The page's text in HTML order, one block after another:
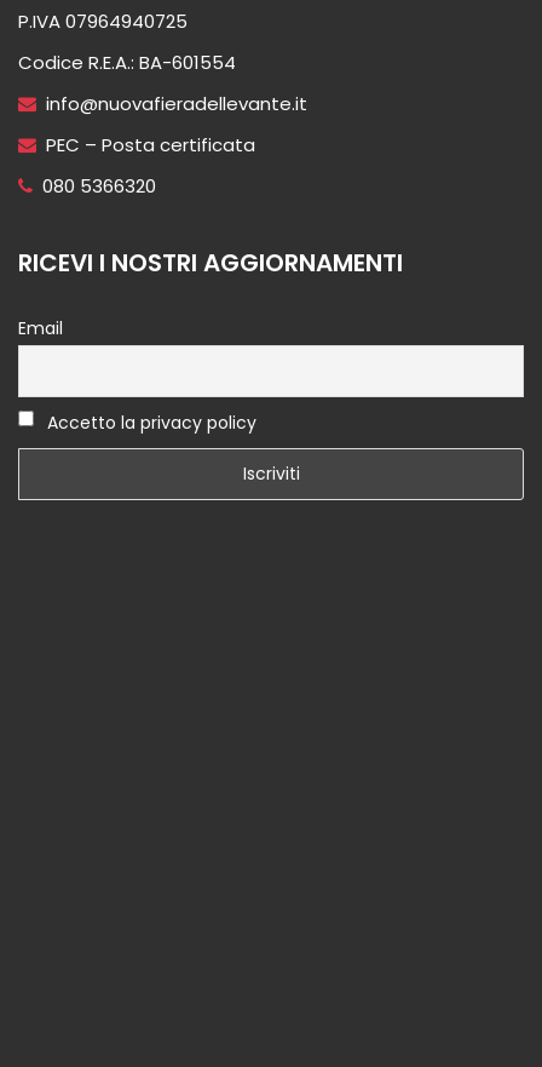
P.IVA 07964940725
Codice R.E.A.: BA-601554
info@nuovafieradellevante.it
PEC – Posta certificata
080 5366320
RICEVI I NOSTRI AGGIORNAMENTI
Email
Accetto la privacy policy